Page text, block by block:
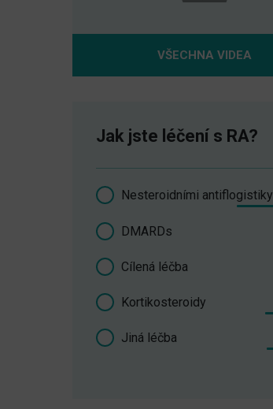
VŠECHNA VIDEA
Jak jste léčení s RA?
Nesteroidními antiflogistiky
DMARDs
Cílená léčba
Kortikosteroidy
Jiná léčba